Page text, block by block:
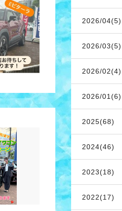
2026/04(5)
2026/03(5)
2026/02(4)
2026/01(6)
2025(68)
2024(46)
2023(18)
2022(17)